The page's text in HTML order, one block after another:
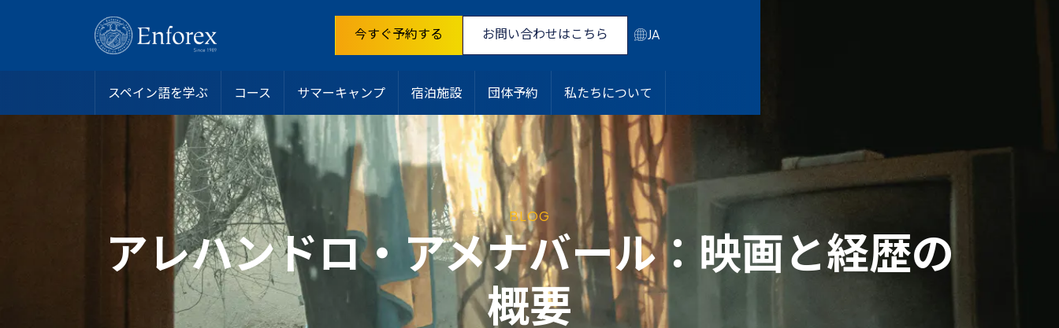
今すぐ予約する お問い合わせはこちら JA
スペイン語を学ぶ コース サマーキャンプ 宿泊施設 団体予約 私たちについて
ラテンアメリカ
インテンシブコース
サマーキャンプ
ジュニアおよびヤングアダルト向けプログラム
マンツーマンコース
オンラインスペイン語コース
大学・長期プログラム
50歳以上向けプログラム
スペイン語認定
バルセロナビーチ
バルセロナ中心部
マルベーラ・エルビリア
マルベーラ中心部
サラマンカ
バレンシアビーチ
リーダーシッププログラム
ホストファミリー
シェアアパート
その他のオプション
なぜEnforexを選ぶのか？
お問い合わせ
私たちのチームに参加する
よくある質問
スペイン語レベルテスト
ブログ
BLOG
アレハンドロ・アメナバール：映画と経歴の
概要